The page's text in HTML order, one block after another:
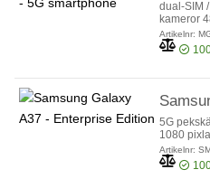
dual-SIM
kameror
Artikelnr:
5G
1080
Artikelnr: